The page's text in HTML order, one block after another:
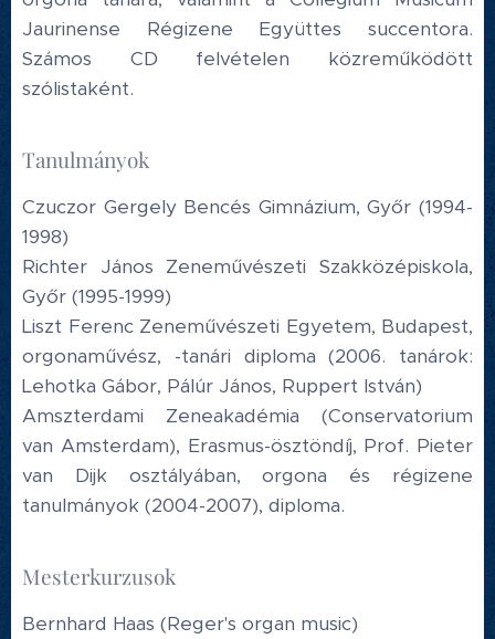
Jaurinense Régizene Együttes succentora.
Számos CD felvételen közreműködött
szólistaként.
Tanulmányok
Czuczor Gergely Bencés Gimnázium, Győr (1994-
1998)
Richter János Zeneművészeti Szakközépiskola,
Győr (1995-1999)
Liszt Ferenc Zeneművészeti Egyetem, Budapest,
orgonaművész, -tanári diploma (2006. tanárok:
Lehotka Gábor, Pálúr János, Ruppert István)
Amszterdami Zeneakadémia (Conservatorium
van Amsterdam), Erasmus-ösztöndíj, Prof. Pieter
van Dijk osztályában, orgona és régizene
tanulmányok (2004-2007), diploma.
Mesterkurzusok
Bernhard Haas (Reger's organ music)